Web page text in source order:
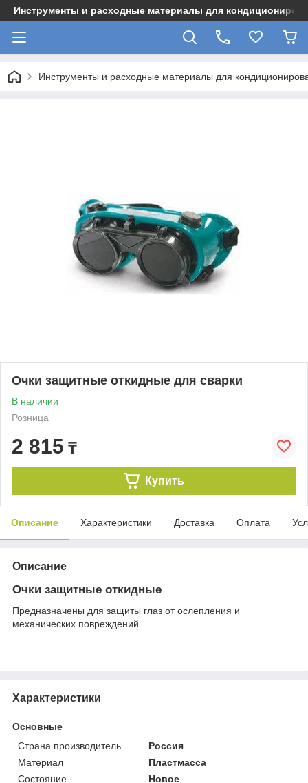
Инструменты и расходные материалы для
Инструменты и расходные материалы для
Очки защитные откидные для сварки
В наличии
Розница
2 815 ₸
Купить
Описание Характеристики Доставка Оплата
Описание
Очки защитные откидные
Предназначены для защиты глаз от ослепления и
механических повреждений.
Характеристики
Основные
Страна производитель
Россия
Материал
Пластмасса
Состояние
Новое